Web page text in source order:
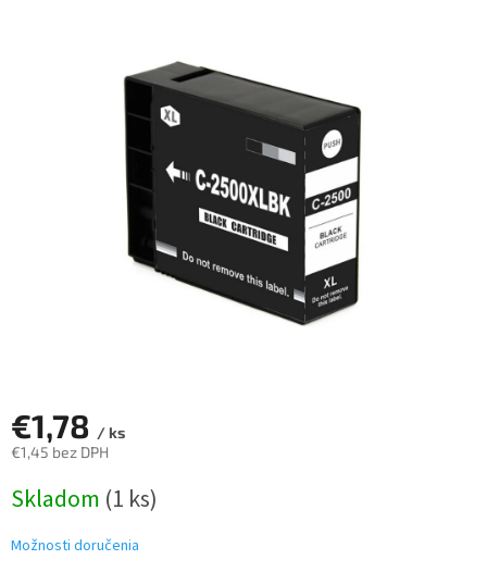
€1,78 / ks
€1,45 bez DPH
cena:
Skladom (1 ks)
Možnosti doručenia